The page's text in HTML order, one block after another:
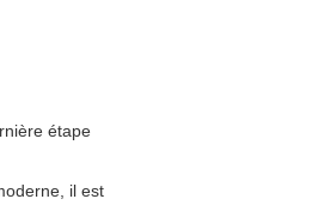
étape
il est